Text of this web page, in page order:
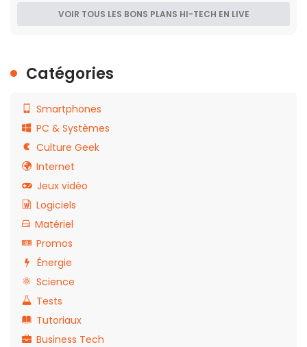
VOIR TOUS LES BONS PLANS HI-TECH EN LIVE
Catégories
Smartphones
PC & Systèmes
Culture Geek
Internet
Jeux vidéo
Logiciels
Matériel
Promos
Énergie
Science
Tests
Tutoriaux
Business Tech